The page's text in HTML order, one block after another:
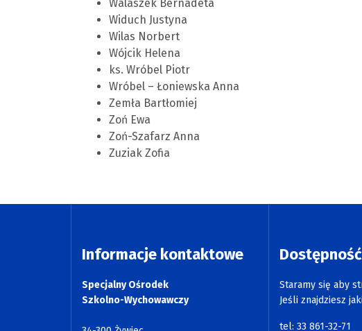
Walaszek Bernadeta
Widuch Justyna
Wilas Norbert
Wójcik Helena
ks. Wróbel Piotr
Wróbel – Łoniewska Anna
Zemła Bartłomiej
Zoń Ewa
Zoń-Szafarz Anna
Zuziak Zofia
Informacje kontaktowe
Specjalny Ośrodek
Szkolno-Wychowawczy
Staramy się aby
Jeśli znajdziesz
tel: 33 861-32-71